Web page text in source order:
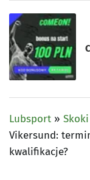
Lubsport »
Vikersund:
kwalifikacje?